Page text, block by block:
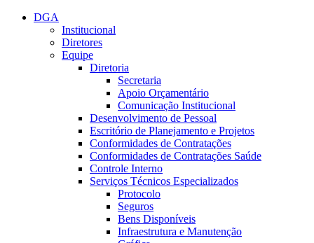
Conteúdo principal
DGA
Institucional
Diretores
Equipe
Diretoria
Secretaria
Apoio Orçamentário
Comunicação Institucional
Desenvolvimento de Pessoal
Escritório de Planejamento e Projetos
Conformidades de Contratações
Conformidades de Contratações Saúde
Controle Interno
Serviços Técnicos Especializados
Protocolo
Seguros
Bens Disponíveis
Infraestrutura e Manutenção